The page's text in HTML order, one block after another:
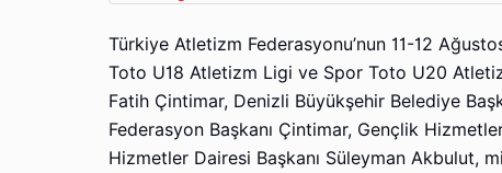
Türkiye Atletizm Federasyonu’nun 11-12
Toto U18 Atletizm Ligi ve Spor Toto U20
Fatih Çintimar, Denizli Büyükşehir Belediye
Federasyon Başkanı Çintimar, Gençlik
Hizmetler Dairesi Başkanı Süleyman Akbulut,